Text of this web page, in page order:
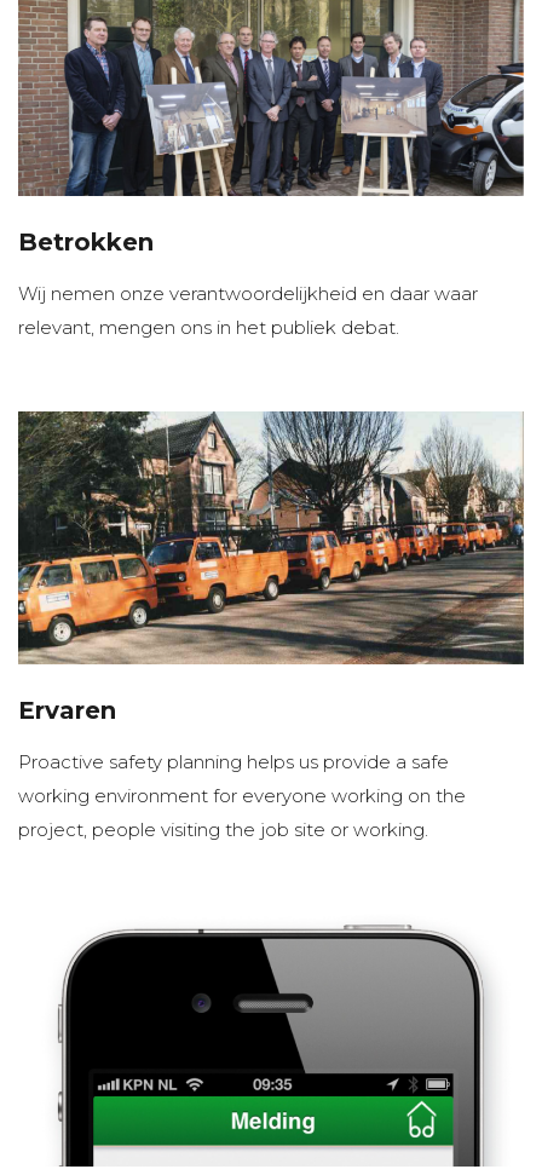
Betrokken
Wij nemen onze verantwoordelijkheid en daar waar
relevant, mengen ons in het publiek debat.
Ervaren
Proactive safety planning helps us provide a safe
working environment for everyone working on the
project, people visiting the job site or working.